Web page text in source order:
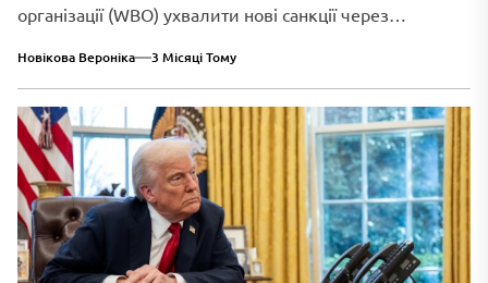
організації (WBO) ухвалити нові санкції через
Новікова Вероніка 3 Місяці Тому